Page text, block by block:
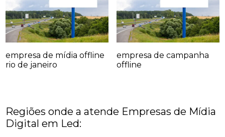
empresa de mídia offline
rio de janeiro
empresa de campanha
offline
Regiões onde a atende Empresas de Mídia
Digital em Led: